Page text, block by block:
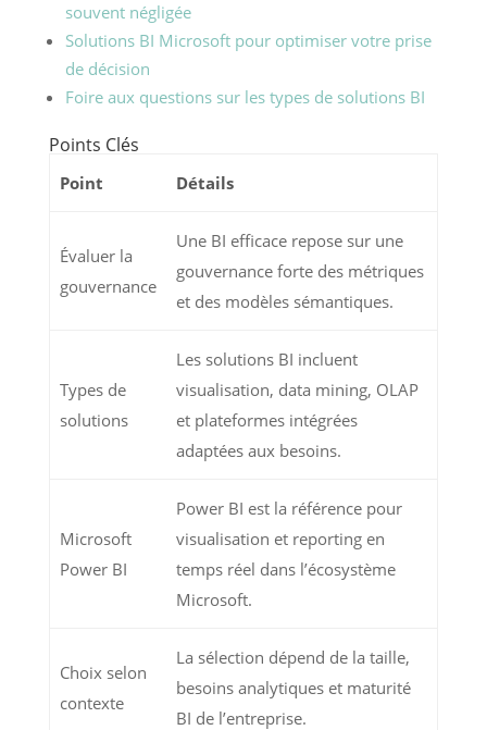
souvent négligée
Solutions BI Microsoft pour optimiser votre prise
de décision
Foire aux questions sur les types de solutions BI
Points Clés
Point Détails
Évaluer la
gouvernance
Une BI efficace repose sur une
gouvernance forte des métriques
et des modèles sémantiques.
Types de
solutions
Les solutions BI incluent
visualisation, data mining, OLAP
et plateformes intégrées
adaptées aux besoins.
Microsoft
Power BI
Power BI est la référence pour
visualisation et reporting en
temps réel dans l’écosystème
Microsoft.
Choix selon
contexte
La sélection dépend de la taille,
besoins analytiques et maturité
BI de l’entreprise.